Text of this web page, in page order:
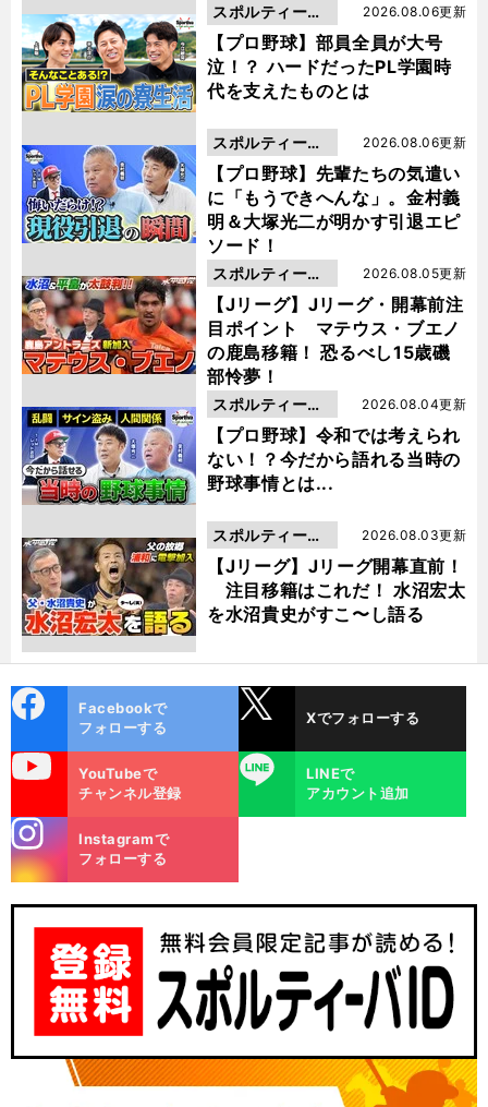
【プロ野球】部員全員が大号
泣！？ ハードだったPL学園時
代を支えたものとは
2026.08.06更新
スポルティーバ
動画
【プロ野球】先輩たちの気遣い
に「もうできへんな」。金村義
明＆大塚光二が明かす引退エピ
ソード！
2026.08.06更新
スポルティーバ
動画
【Jリーグ】Jリーグ・開幕前注
目ポイント マテウス・ブエノ
の鹿島移籍！ 恐るべし15歳磯
部怜夢！
2026.08.05更新
スポルティーバ
動画
【プロ野球】令和では考えられ
ない！？今だから語れる当時の
野球事情とは...
2026.08.04更新
スポルティーバ
動画
【Jリーグ】Jリーグ開幕直前！
注目移籍はこれだ！ 水沼宏太
を水沼貴史がすこ〜し語る
2026.08.03更新
スポルティーバ
動画
ok
Facebookで
フォローする
Xでフォローする
YouTubeで
チャンネル登録
LINE
LINEで
アカウント追加
m
Instagramで
フォローする